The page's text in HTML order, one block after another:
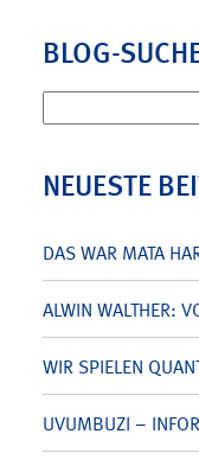
BLOG-
nach:
NEUESTE
DAS WAR MATA
ALWIN WALTHER:
WIR SPIELEN
UVUMBUZI –